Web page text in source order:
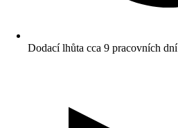
Dodací lhůta cca 9 pracovních dní